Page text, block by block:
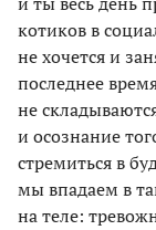
котиков в
не хочется и
последнее
не
и осознание
стремиться в
мы впадаем в
на теле: